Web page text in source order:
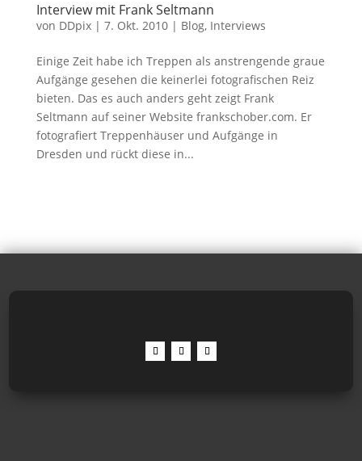
Interview mit Frank Seltmann
von DDpix| 7. Okt. 2010| Blog, Interviews
Einige Zeit habe ich Treppen als anstrengende graue
Aufgänge gesehen die keinerlei fotografischen Reiz
bieten. Das es auch anders geht zeigt Frank
Seltmann auf seiner Website frankschober.com. Er
fotografiert Treppenhäuser und Aufgänge in
Dresden und rückt diese in...